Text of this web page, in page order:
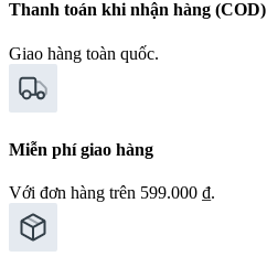
Thanh toán khi nhận hàng (COD)
Giao hàng toàn quốc.
Miễn phí giao hàng
Với đơn hàng trên 599.000 ₫.